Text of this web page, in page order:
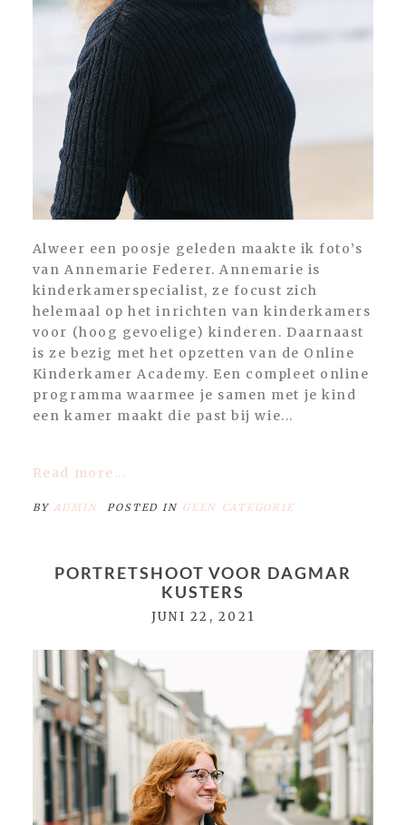
Alweer een poosje geleden maakte ik foto’s
van Annemarie Federer. Annemarie is
kinderkamerspecialist, ze focust zich
helemaal op het inrichten van kinderkamers
voor (hoog gevoelige) kinderen. Daarnaast
is ze bezig met het opzetten van de Online
Kinderkamer Academy. Een compleet online
programma waarmee je samen met je kind
een kamer maakt die past bij wie...
Read more...
BY ADMIN POSTED IN GEEN CATEGORIE
PORTRETSHOOT VOOR DAGMAR
KUSTERS
JUNI 22, 2021